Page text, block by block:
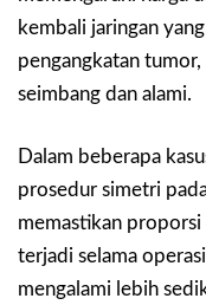
kembali jaringan
pengangkatan
seimbang dan alami.
Dalam beberapa
prosedur simetri
memastikan
terjadi selama
mengalami lebih